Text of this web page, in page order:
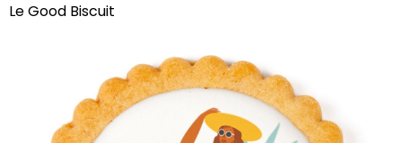
Le Good Biscuit